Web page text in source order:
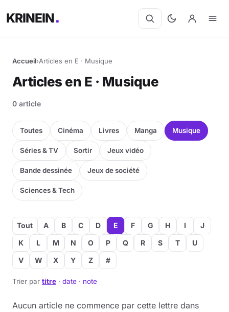
KRINEIN
Cinéma
Séries
Manga
BD
Livres
Jeux vidéo
Jeux de société
Musique
Sciences & Tech
Accueil›Articles en E · Musique
Articles en E · Musique
0 article
Toutes Cinéma Livres Manga Musique
Séries & TV Sortir Jeux vidéo
Bande dessinée Jeux de société
Sciences & Tech
Tout A B C D E F G H I
J
K
L M N O P Q R S T
U
V
W X Y Z #
Trier par titre · date · note
Aucun article ne commence par cette lettre dans